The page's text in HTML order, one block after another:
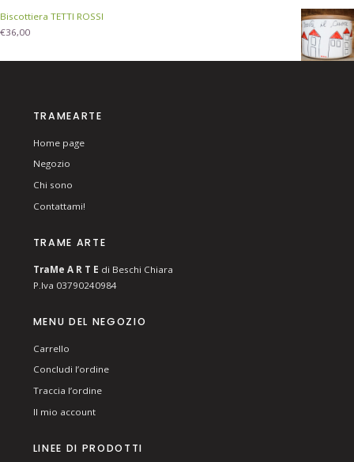
Biscottiera TETTI ROSSI
€36,00
TRAMEARTE
Home page
Negozio
Chi sono
Contattami!
TRAME ARTE
TraMe A R T E di Beschi Chiara
P.Iva 03790240984
MENU DEL NEGOZIO
Carrello
Concludi l’ordine
Traccia l’ordine
Il mio account
LINEE DI PRODOTTI